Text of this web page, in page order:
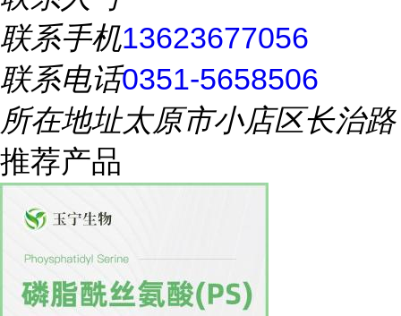
联系手机13623677056
联系电话0351-5658506
所在地址太原市小店区长治路
推荐产品